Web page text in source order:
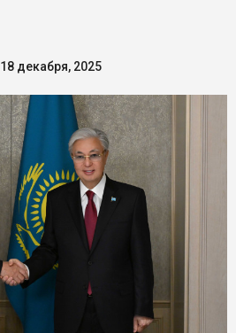
18 декабря, 2025